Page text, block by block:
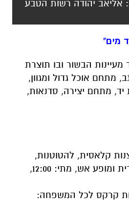
הבשור ובו תוצרת
יד, מתחם יצירה, סדנאות,
על חבל ועוד
העניין ברחבי הפארק: